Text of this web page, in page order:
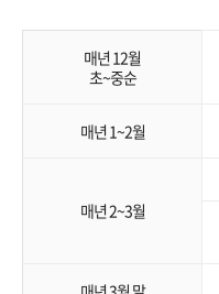
매년 12월
초~중순
매년 1~2월
매년 2~3월